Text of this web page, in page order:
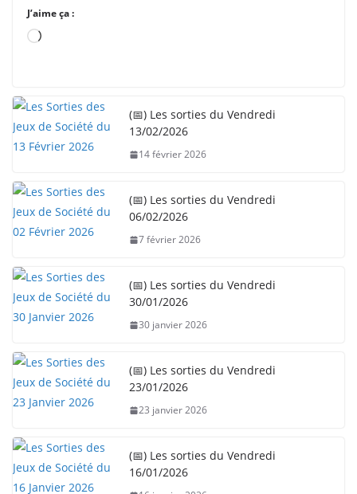
J’aime ça :
C
n
t
…
(📅) Les sorties du Vendredi
13/02/2026
14 février 2026
(📅) Les sorties du Vendredi
06/02/2026
7 février 2026
(📅) Les sorties du Vendredi
30/01/2026
30 janvier 2026
(📅) Les sorties du Vendredi
23/01/2026
23 janvier 2026
(📅) Les sorties du Vendredi
16/01/2026